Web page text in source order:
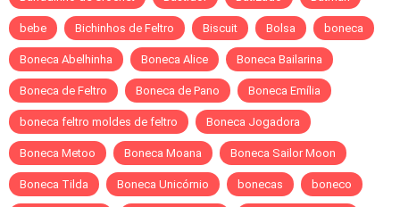
bebe Bichinhos de Feltro Biscuit Bolsa boneca
Boneca Abelhinha Boneca Alice Boneca Bailarina
Boneca de Feltro Boneca de Pano Boneca Emília
boneca feltro moldes de feltro Boneca Jogadora
Boneca Metoo Boneca Moana Boneca Sailor Moon
Boneca Tilda Boneca Unicórnio bonecas boneco